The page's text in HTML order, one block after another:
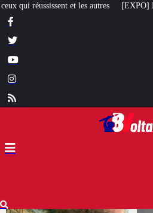
La Mode en majesté : vestiaire,